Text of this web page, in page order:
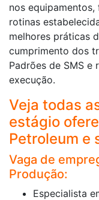
nos
rotinas
melhores práticas
cumprimento dos
Padrões de SMS e
execução.
Veja todas
estágio
Petroleum e
Vaga de
Produção:
Especialista